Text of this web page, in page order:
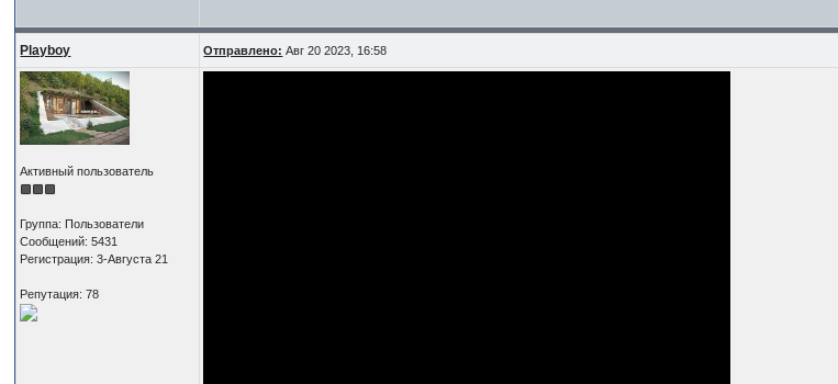
Playboy Отправлено: Авг 20 2023, 16:58
Активный пользователь
Группа: Пользователи
Сообщений: 5431
Регистрация: 3-Августа 21
Репутация: 78